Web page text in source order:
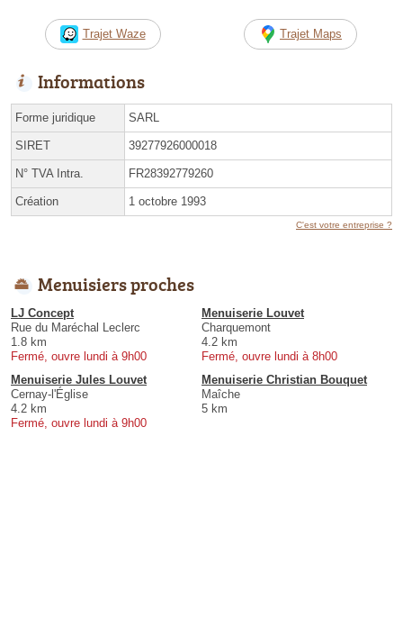
Trajet Waze Trajet Maps
Informations
Forme juridique SARL
SIRET 39277926000018
N° TVA Intra. FR28392779260
Création 1 octobre 1993
C'est votre entreprise ?
Menuisiers proches
LJ Concept
Rue du Maréchal Leclerc
1.8 km
Fermé, ouvre lundi à 9h00
Menuiserie Louvet
Charquemont
4.2 km
Fermé, ouvre lundi à 8h00
Menuiserie Jules Louvet
Cernay-l'Église
4.2 km
Fermé, ouvre lundi à 9h00
Menuiserie Christian Bouquet
Maîche
5 km